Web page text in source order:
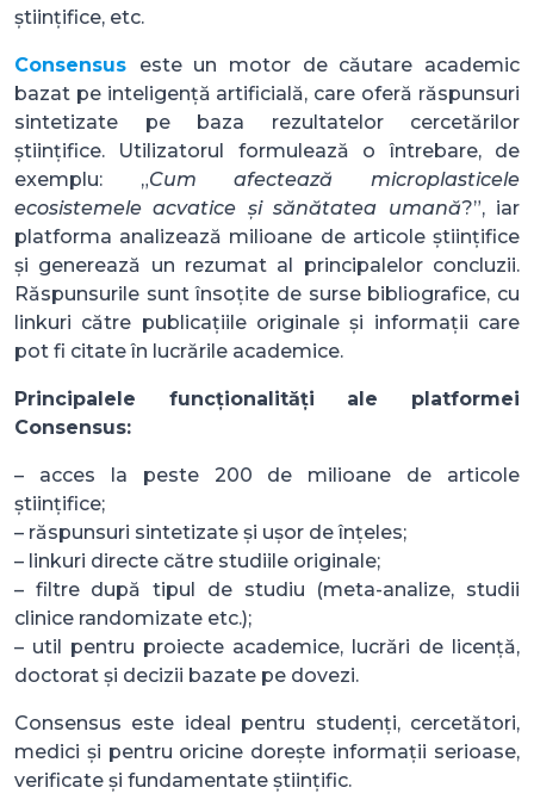
științifice, etc.
Consensus
este un motor de căutare academic
bazat pe inteligență artificială, care oferă răspunsuri
sintetizate pe baza rezultatelor cercetărilor
științifice. Utilizatorul formulează o întrebare, de
exemplu: „Cum afectează microplasticele
ecosistemele acvatice și sănătatea umană?”, iar
platforma analizează milioane de articole științifice
și generează un rezumat al principalelor concluzii.
Răspunsurile sunt însoțite de surse bibliografice, cu
linkuri către publicațiile originale și informații care
pot fi citate în lucrările academice.
Principalele funcționalități ale platformei
Consensus:
– acces la peste 200 de milioane de articole
științifice;
– răspunsuri sintetizate și ușor de înțeles;
– linkuri directe către studiile originale;
– filtre după tipul de studiu (meta-analize, studii
clinice randomizate etc.);
– util pentru proiecte academice, lucrări de licență,
doctorat și decizii bazate pe dovezi.
Consensus este ideal pentru studenți, cercetători,
medici și pentru oricine dorește informații serioase,
verificate și fundamentate științific.